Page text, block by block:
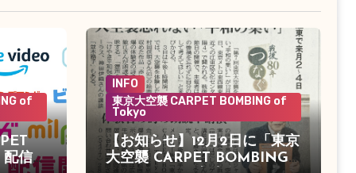
of
信決
INFO
東京大空襲 CARPET BOMBING of
Tokyo
【お知らせ】12月2日に「東京
大空襲 CARPET BOMBING